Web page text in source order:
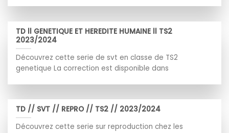
TD ll GENETIQUE ET HEREDITE HUMAINE ll TS2
2023/2024
Découvrez cette serie de svt en classe de TS2
genetique La correction est disponible dans
TD // SVT // REPRO // TS2 // 2023/2024
Découvrez cette serie sur reproduction chez les